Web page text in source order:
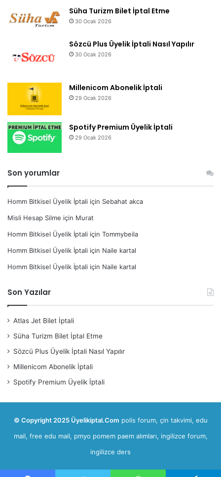
Süha Turizm Bilet İptal Etme
30 Ocak 2026
Sözcü Plus Üyelik İptali Nasıl Yapılır
30 Ocak 2026
Millenicom Abonelik İptali
29 Ocak 2026
Spotify Premium Üyelik İptali
29 Ocak 2026
Son yorumlar
Homm Bitkisel Üyelik İptali için Sebahat akca
Misli Hesap Silme için Murat
Homm Bitkisel Üyelik İptali için Tommybeila
Homm Bitkisel Üyelik İptali için Naile kartal
Homm Bitkisel Üyelik İptali için Naile kartal
Son Yazılar
Atlas Jet Bilet İptali
Süha Turizm Bilet İptal Etme
Sözcü Plus Üyelik İptali Nasıl Yapılır
Millenicom Abonelik İptali
Spotify Premium Üyelik İptali
© Copyright 2025 Üyelikiptal.Com polis forum, çin takvimi, edu
mail, free edu mail, pmyo pomem paem alımları, ingilizce forum,
ingilizce ders